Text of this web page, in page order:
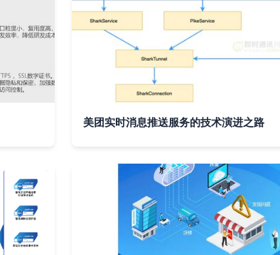
美团实时消息推送服务的技术演进之路